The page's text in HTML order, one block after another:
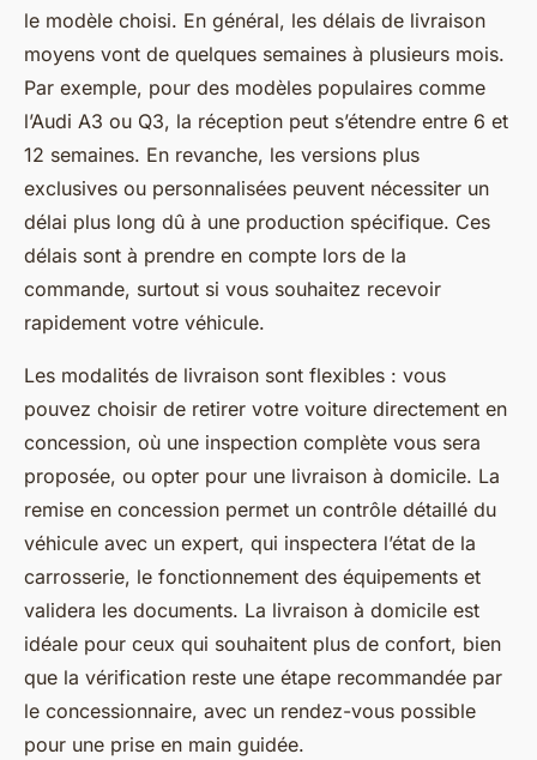
le modèle choisi. En général, les délais de livraison
moyens vont de quelques semaines à plusieurs mois.
Par exemple, pour des modèles populaires comme
l’Audi A3 ou Q3, la réception peut s’étendre entre 6 et
12 semaines. En revanche, les versions plus
exclusives ou personnalisées peuvent nécessiter un
délai plus long dû à une production spécifique. Ces
délais sont à prendre en compte lors de la
commande, surtout si vous souhaitez recevoir
rapidement votre véhicule.
Les modalités de livraison sont flexibles : vous
pouvez choisir de retirer votre voiture directement en
concession, où une inspection complète vous sera
proposée, ou opter pour une livraison à domicile. La
remise en concession permet un contrôle détaillé du
véhicule avec un expert, qui inspectera l’état de la
carrosserie, le fonctionnement des équipements et
validera les documents. La livraison à domicile est
idéale pour ceux qui souhaitent plus de confort, bien
que la vérification reste une étape recommandée par
le concessionnaire, avec un rendez-vous possible
pour une prise en main guidée.